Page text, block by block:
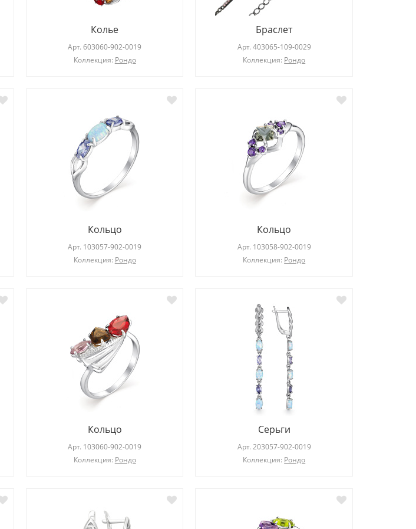
Колье
Арт.603060-902-0019
Коллекция: Рондо
Браслет
Арт. 403065-109-0029
Коллекция: Рондо
Кольцо
Арт. 103057-902-0019
Коллекция: Рондо
Кольцо
Арт. 103058-902-0019
Коллекция: Рондо
Кольцо
Арт. 103060-902-0019
Коллекция: Рондо
Серьги
Арт. 203057-902-0019
Коллекция: Рондо